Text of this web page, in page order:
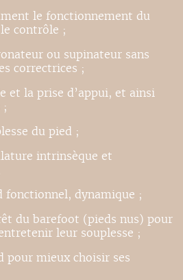
le fonctionnement du
contrôle ;
ou supinateur sans
correctrices ;
et la prise d’appui, et ainsi
;
du pied ;
intrinsèque et
fonctionnel, dynamique ;
du barefoot (pieds nus) pour
leur souplesse ;
pour mieux choisir ses